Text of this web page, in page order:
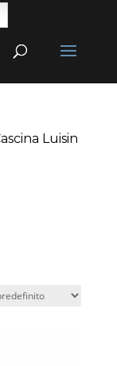
Luisin